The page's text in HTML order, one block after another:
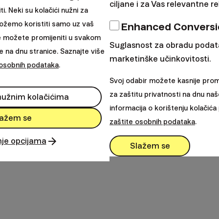
Neki su kolačići nužni za
koristiti samo uz vaš
možete promijeniti u svakom
dnu stranice. Saznajte više
podataka.
kolačićima
se
opcijama
ciljane i za Vas relevantne
Enhanced
Suglasnost za obradu
marketinške učinkovitosti.
Svoj odabir možete kasnije
za zaštitu privatnosti na dnu
informacija o korištenju
zaštite osobnih podataka.
Slažem se
podataka
regulativa
Proizvodi
O nama